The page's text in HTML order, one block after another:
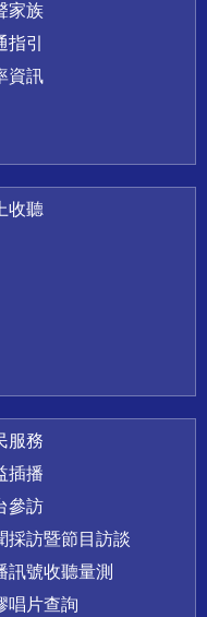
家族
指引
資訊
收聽
服務
插播
參訪
採訪暨節目訪談
訊號收聽量測
唱片查詢